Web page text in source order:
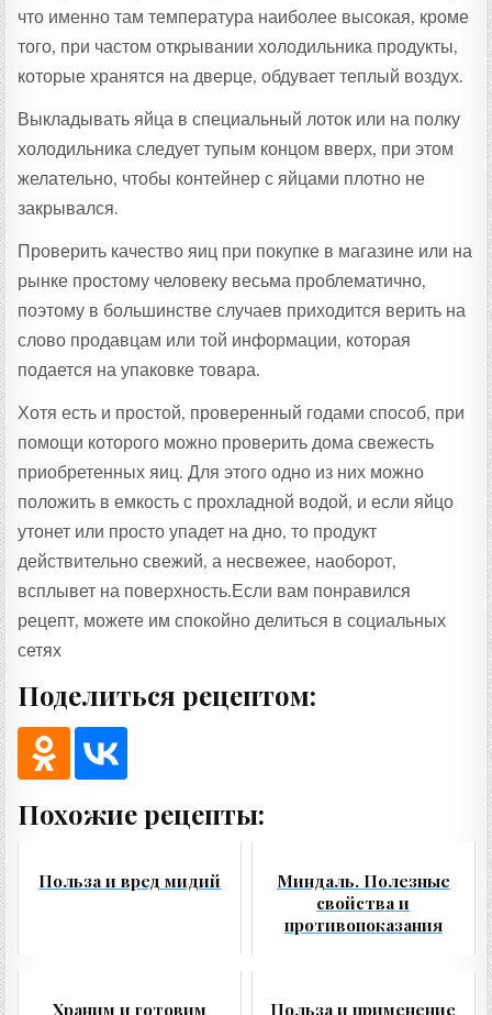
что именно там температура наиболее высокая, кроме
того, при частом открывании холодильника продукты,
которые хранятся на дверце, обдувает теплый воздух.
Выкладывать яйца в специальный лоток или на полку
холодильника следует тупым концом вверх, при этом
желательно, чтобы контейнер с яйцами плотно не
закрывался.
Проверить качество яиц при покупке в магазине или на
рынке простому человеку весьма проблематично,
поэтому в большинстве случаев приходится верить на
слово продавцам или той информации, которая
подается на упаковке товара.
Хотя есть и простой, проверенный годами способ, при
помощи которого можно проверить дома свежесть
приобретенных яиц. Для этого одно из них можно
положить в емкость с прохладной водой, и если яйцо
утонет или просто упадет на дно, то продукт
действительно свежий, а несвежее, наоборот,
всплывет на поверхность.Если вам понравился
рецепт, можете им спокойно делиться в социальных
сетях
Поделиться рецептом:
Похожие рецепты:
Польза и вред мидий
Миндаль. Полезные
свойства и
противопоказания
Храним и готовим
Польза и применение